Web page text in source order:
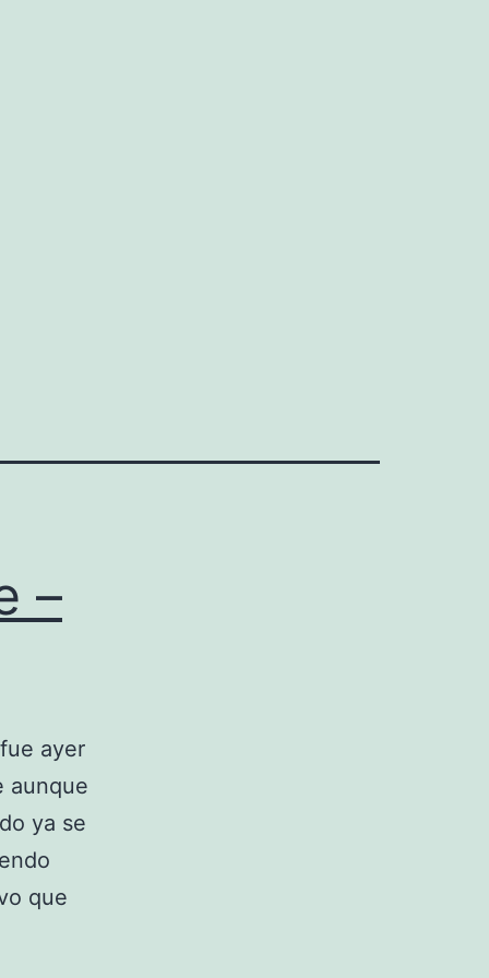
–
ayer
aunque
ya se
que